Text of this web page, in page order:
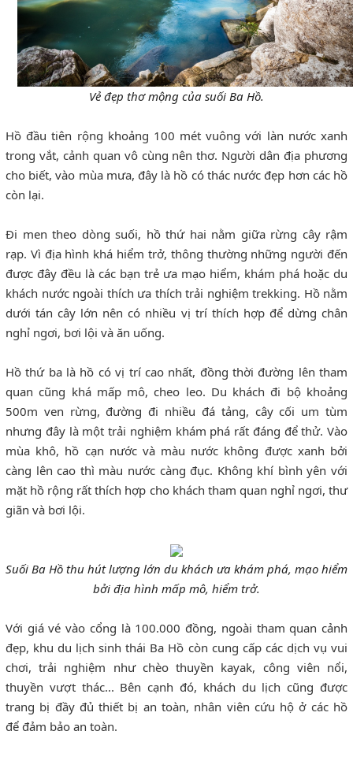
Vẻ đẹp thơ mộng của suối Ba Hồ.
Hồ đầu tiên rộng khoảng 100 mét vuông với làn nước xanh
trong vắt, cảnh quan vô cùng nên thơ. Người dân địa phương
cho biết, vào mùa mưa, đây là hồ có thác nước đẹp hơn các hồ
còn lại.
Đi men theo dòng suối, hồ thứ hai nằm giữa rừng cây rậm
rạp. Vì địa hình khá hiểm trở, thông thường những người đến
được đây đều là các bạn trẻ ưa mạo hiểm, khám phá hoặc du
khách nước ngoài thích ưa thích trải nghiệm trekking. Hồ nằm
dưới tán cây lớn nên có nhiều vị trí thích hợp để dừng chân
nghỉ ngơi, bơi lội và ăn uống.
Hồ thứ ba là hồ có vị trí cao nhất, đồng thời đường lên tham
quan cũng khá mấp mô, cheo leo. Du khách đi bộ khoảng
500m ven rừng, đường đi nhiều đá tảng, cây cối um tùm
nhưng đây là một trải nghiệm khám phá rất đáng để thử. Vào
mùa khô, hồ cạn nước và màu nước không được xanh bởi
càng lên cao thì màu nước càng đục. Không khí bình yên với
mặt hồ rộng rất thích hợp cho khách tham quan nghỉ ngơi, thư
giãn và bơi lội.
Suối Ba Hồ thu hút lượng lớn du khách ưa khám phá, mạo hiểm
bởi địa hình mấp mô, hiểm trở.
Với giá vé vào cổng là 100.000 đồng, ngoài tham quan cảnh
đẹp, khu du lịch sinh thái Ba Hồ còn cung cấp các dịch vụ vui
chơi, trải nghiệm như chèo thuyền kayak, công viên nổi,
thuyền vượt thác... Bên cạnh đó, khách du lịch cũng được
trang bị đầy đủ thiết bị an toàn, nhân viên cứu hộ ở các hồ
để đảm bảo an toàn.